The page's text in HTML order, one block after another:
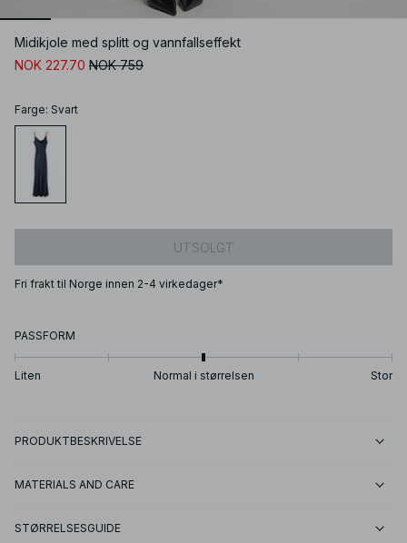
Midikjole med splitt og vannfallseffekt
NOK 227.70 NOK 759
Farge: Svart
UTSOLGT
Fri frakt til Norge innen 2-4 virkedager*
PASSFORM
Liten Normal i størrelsen Stor
PRODUKTBESKRIVELSE
MATERIALS AND CARE
STØRRELSESGUIDE